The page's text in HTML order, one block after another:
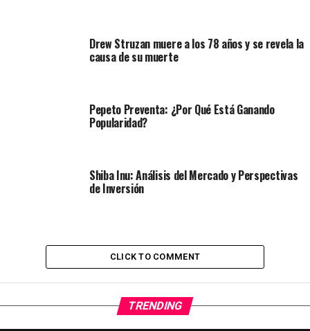
Drew Struzan muere a los 78 años y se revela la
causa de su muerte
Pepeto Preventa: ¿Por Qué Está Ganando
Popularidad?
Shiba Inu: Análisis del Mercado y Perspectivas
de Inversión
CLICK TO COMMENT
TRENDING